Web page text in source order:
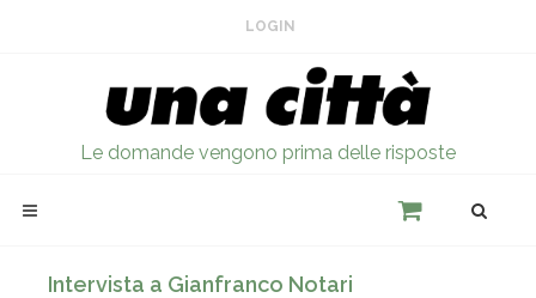
LOGIN
Le domande vengono prima delle risposte
Intervista a Gianfranco Notari